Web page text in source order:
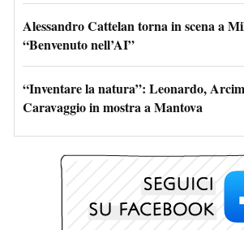
Alessandro Cattelan torna in scena a
“Benvenuto nell’AI”
“Inventare la natura”: Leonardo,
Caravaggio in mostra a Mantova